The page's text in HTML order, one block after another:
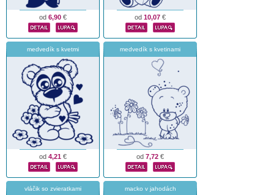
od 6,90 € od 10,07 €
medvedík s kvetmi
od 4,21 €
medvedík s kvetinami
od 7,72 €
vláčik so zvieratkami macko v jahodách